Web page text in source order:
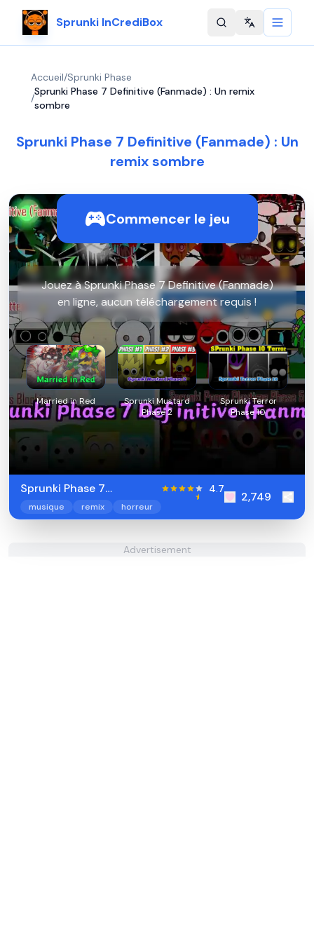
Sprunki InCrediBox Change
Accueil/Sprunki Phase
/
Sprunki Phase 7 Definitive (Fanmade) : Un remix
sombre
Sprunki Phase 7 Definitive (Fanmade) : Un
remix sombre
Commencer le jeu
Jouez à Sprunki Phase 7 Definitive (Fanmade)
en ligne, aucun téléchargement requis !
Married in Red
Sprunki Mustard
Phase 2
Sprunki Terror
Phase 10
Sprunki Phase 7
Definitive (Fanmade)
4.7
musique remix horreur
2,749
Advertisement